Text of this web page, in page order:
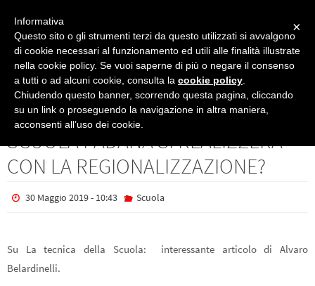
Scuola
IL SOGNO LEGHISTA DELLA SCUOLA PADANA SI REALIZZERA’ CON LA
REGIONALIZZAZIONE?
IL SOGNO LEGHISTA DELLA
SCUOLA PADANA SI REALIZZERA’
CON LA REGIONALIZZAZIONE?
30 Maggio 2019 - 10:43 Scuola
Su La tecnica della Scuola: interessante articolo di Alvaro
Belardinelli.
×
Informativa
Questo sito o gli strumenti terzi da questo utilizzati si avvalgono
di cookie necessari al funzionamento ed utili alle finalità illustrate
nella cookie policy. Se vuoi saperne di più o negare il consenso
a tutti o ad alcuni cookie, consulta la cookie policy
Chiudendo questo banner, scorrendo questa pagina, cliccando
su un link o proseguendo la navigazione in altra maniera,
acconsenti all’uso dei cookie.